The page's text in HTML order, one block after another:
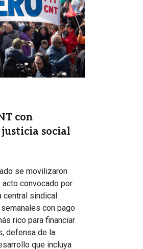
con
social
se movilizaron
convocado por
central sindical
con pago
rico para financiar
defensa de la
que incluya